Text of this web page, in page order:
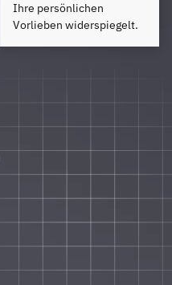
Ihre persönlichen
Vorlieben widerspiegelt.